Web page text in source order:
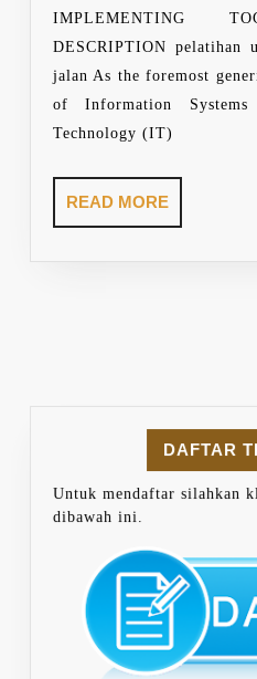
IMPLEMENTING
DESCRIPTION pelatihan
jalan As the foremost
of Information
Technology (IT)
READ MOREREAD
MORE
DAFTAR
Untuk mendaftar silahkan
dibawah ini.